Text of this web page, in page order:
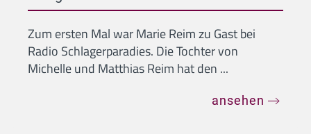
Zum ersten Mal war Marie Reim zu Gast bei
Radio Schlagerparadies. Die Tochter von
Michelle und Matthias Reim hat den ...
ansehen